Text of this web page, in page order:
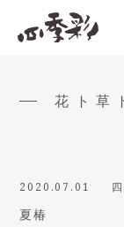
花ト草
2020.07.01
夏椿